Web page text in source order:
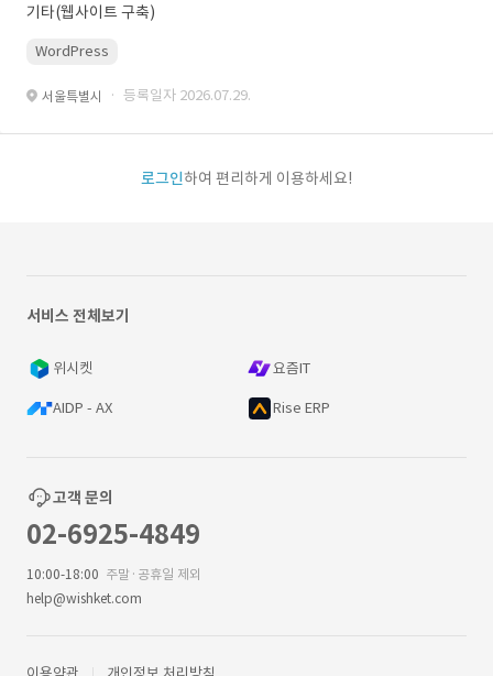
기타(웹사이트 구축)
WordPress
서울특별시 · 등록일자 2026.07.29.
로그인하여 편리하게 이용하세요!
서비스 전체보기
위시켓 요즘IT
AIDP - AX Rise ERP
고객 문의
02-6925-4849
10:00-18:00 주말·공휴일 제외
help@wishket.com